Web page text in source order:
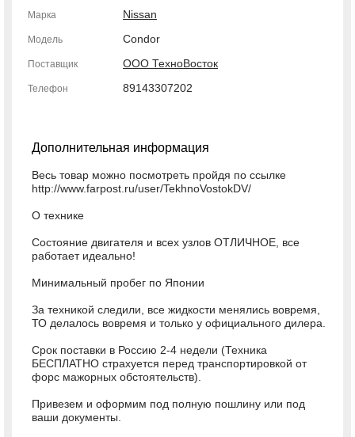
Марка Nissan
Модель Condor
Поставщик ООО ТехноВосток
Телефон 89143307202
Дополнительная информация
Весь товар можно посмотреть пройдя по ссылке
http://www.farpost.ru/user/TekhnoVostokDV/
О технике
Состояние двигателя и всех узлов ОТЛИЧНОЕ, все
работает идеально!
Минимальный пробег по Японии
За техникой следили, все жидкости менялись вовремя,
ТО делалось вовремя и только у официального дилера.
Срок поставки в Россию 2-4 недели (Техника
БЕСПЛАТНО страхуется перед транспортировкой от
форс мажорных обстоятельств).
Привезем и оформим под полную пошлину или под
ваши документы.